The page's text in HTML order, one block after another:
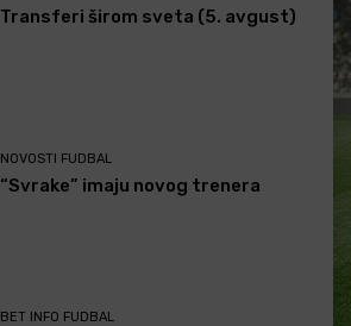
Transferi širom sveta (5. avgust)
NOVOSTI FUDBAL
“Svrake” imaju novog trenera
BET INFO FUDBAL